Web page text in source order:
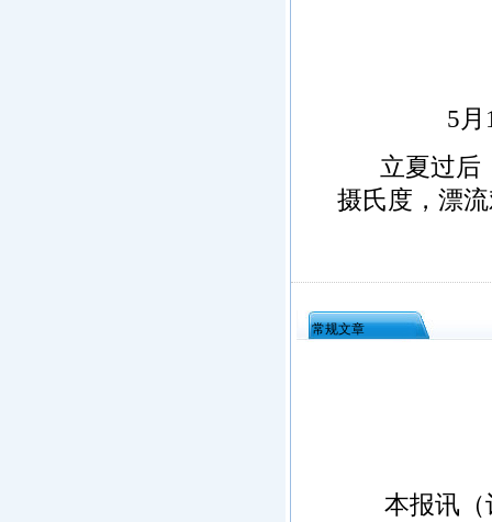
5月12
立夏过后，
摄氏度，漂
常规文章
本报讯（记